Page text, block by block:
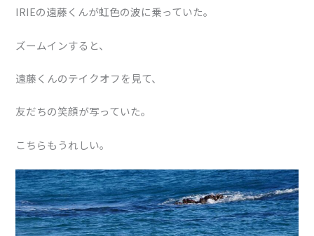
IRIEの遠藤くんが虹色の波に乗っていた。
ズームインすると、
遠藤くんのテイクオフを見て、
友だちの笑顔が写っていた。
こちらもうれしい。